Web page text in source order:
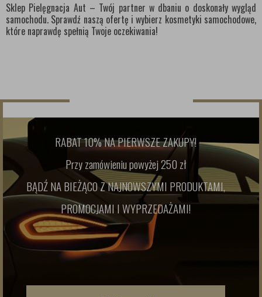
Sklep Pielęgnacja Aut – Twój partner w dbaniu o doskonały wygląd
samochodu. Sprawdź naszą ofertę i wybierz kosmetyki samochodowe,
które naprawdę spełnią Twoje oczekiwania!
RABAT 10% NA PIERWSZE ZAKUPY!
Przy zamówieniu powyżej 250 zł
BĄDŹ NA BIEŻĄCO Z NAJNOWSZYMI PRODUKTAMI,
PROMOCJAMI I WYPRZEDAŻAMI!